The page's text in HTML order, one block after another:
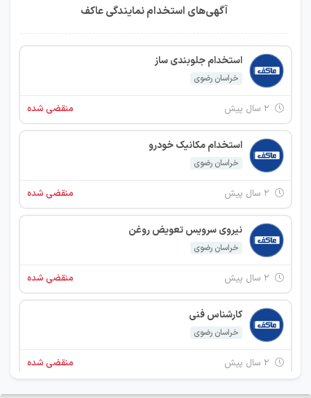
آگهی‌های استخدام نمایندگی عاکف
استخدام جلوبندی ساز
خراسان رضوی
منقضی شده
استخدام مکانیک خودرو
خراسان رضوی
منقضی شده
نیروی سرویس تعویض روغن
خراسان رضوی
منقضی شده
کارشناس فنی
خراسان رضوی
منقضی شده